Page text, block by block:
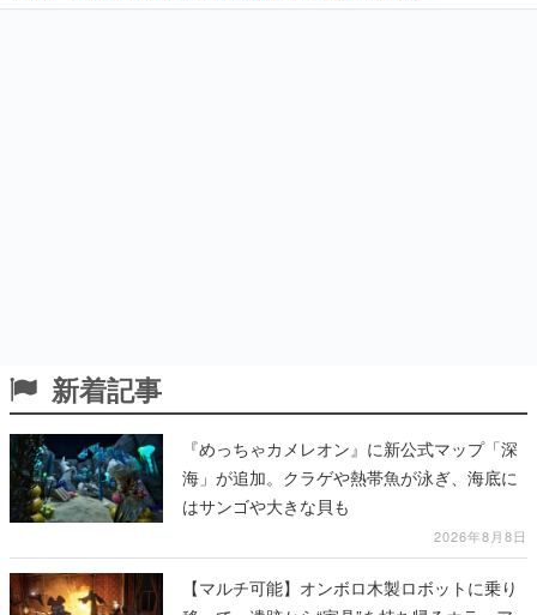
新着記事
『めっちゃカメレオン』に新公式マップ「深
海」が追加。クラゲや熱帯魚が泳ぎ、海底に
はサンゴや大きな貝も
2026年8月8日
【マルチ可能】オンボロ木製ロボットに乗り